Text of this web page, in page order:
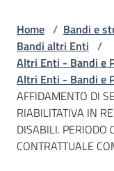
L'Agenzia
Bandi
Home / Bandi e
Bandi altri Enti /
Altri Enti - Bandi e
Altri Enti - Bandi e
AFFIDAMENTO DI
RIABILITATIVA IN
DISABILI.
CONTRATTUALE